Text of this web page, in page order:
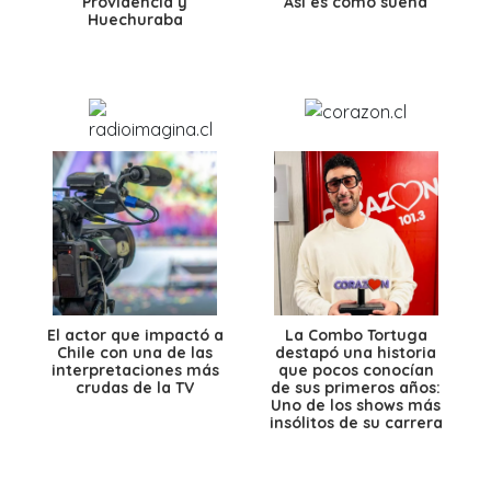
Huechuraba
El actor que impactó a
Chile con una de las
interpretaciones más
crudas de la TV
La Combo Tortuga
destapó una historia
que pocos conocían
de sus primeros años:
Uno de los shows más
insólitos de su carrera